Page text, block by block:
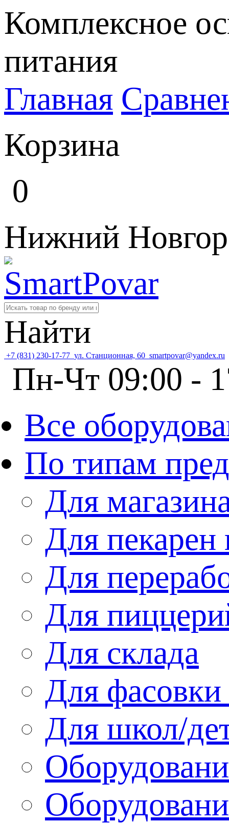
Комплексное
питания
Главная
Корзина
0
Нижний
Найти
+7 (831) 230-17-77 ул. Станционная, 60 smartpovar@yandex.ru
Пн-Чт 09:00 -
Все
По типам
Для
Для пекарен
Для
Для
Для склада
Для фасовки
Для школ/